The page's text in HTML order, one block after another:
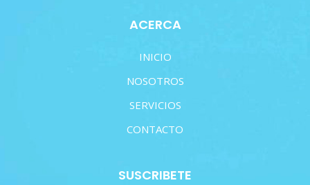
ACERCA
INICIO
NOSOTROS
SERVICIOS
CONTACTO
SUSCRIBETE